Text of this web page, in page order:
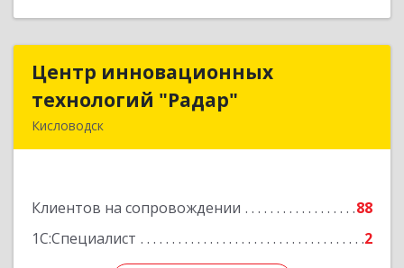
Центр инновационных
технологий "Радар"
Кисловодск
Клиентов на сопровождении
88
1С:Специалист
2
Центр инновационных
технологий "Радар"
Подробнее